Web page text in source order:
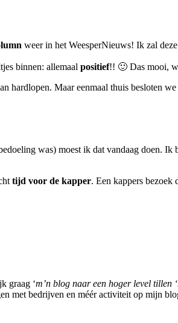
weer in het WeesperNieuws! Ik zal
binnen: allemaal positief!! 🙂 Das mooi,
hardlopen. Maar eenmaal thuis besloten
was) moest ik dat vandaag doen. Ik
tijd voor de kapper. Een kappers
graag ‘m’n blog naar een hoger level tillen
met bedrijven en méér activiteit op mijn